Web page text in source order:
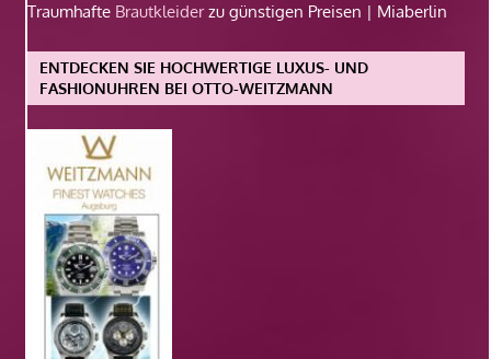
Traumhafte Brautkleiderzu günstigen Preisen | Miaberlin
ENTDECKEN SIE HOCHWERTIGE LUXUS- UND
FASHIONUHREN BEI OTTO-WEITZMANN